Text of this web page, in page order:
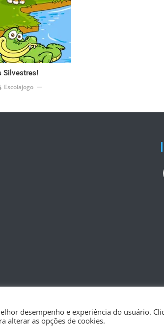
Silvestres!
Escolajogo
.
desempenho e experiência do usuário.
alterar as opções de cookies.